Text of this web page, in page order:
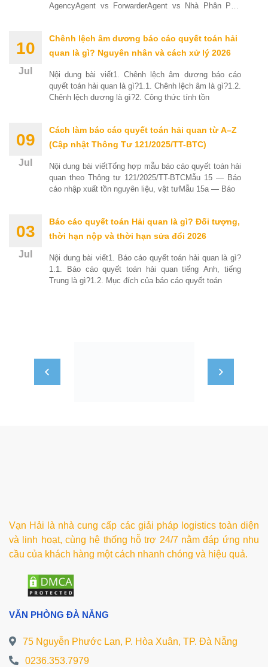
AgencyAgent vs ForwarderAgent vs Nhà Phân Phối
10
Jul
Chênh lệch âm dương báo cáo quyết toán hải
quan là gì? Nguyên nhân và cách xử lý 2026
Nội dung bài viết1. Chênh lệch âm dương báo cáo
quyết toán hải quan là gì?1.1. Chênh lệch âm là gì?1.2.
Chênh lệch dương là gì?2. Công thức tính tồn
09
Jul
Cách làm báo cáo quyết toán hải quan từ A–Z
(Cập nhật Thông Tư 121/2025/TT-BTC)
Nội dung bài viếtTổng hợp mẫu báo cáo quyết toán hải
quan theo Thông tư 121/2025/TT-BTCMẫu 15 — Báo
cáo nhập xuất tồn nguyên liệu, vật tưMẫu 15a — Báo
03
Jul
Báo cáo quyết toán Hải quan là gì? Đối tượng,
thời hạn nộp và thời hạn sửa đổi 2026
Nội dung bài viết1. Báo cáo quyết toán hải quan là gì?
1.1. Báo cáo quyết toán hải quan tiếng Anh, tiếng
Trung là gì?1.2. Mục đích của báo cáo quyết toán
Vạn Hải là nhà cung cấp các giải pháp logistics toàn diện
và linh hoạt, cùng hệ thống hỗ trợ 24/7 nằm đáp ứng nhu
cầu của khách hàng một cách nhanh chóng và hiệu quả.
VĂN PHÒNG ĐÀ NẴNG
75 Nguyễn Phước Lan, P. Hòa Xuân, TP. Đà Nẵng
0236.353.7979